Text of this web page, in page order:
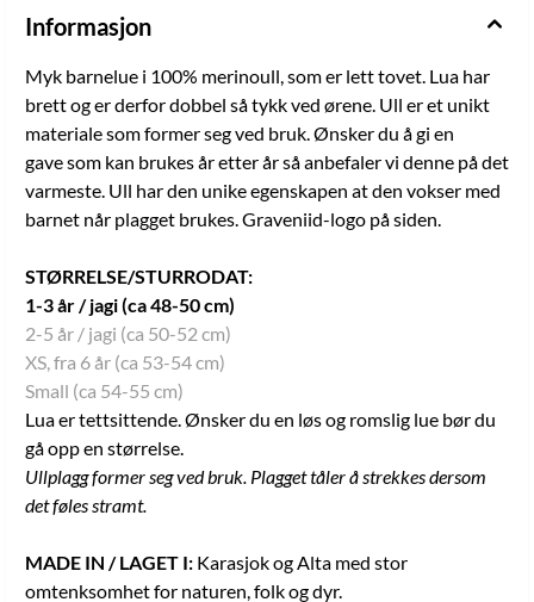
Informasjon
Myk barnelue i 100% merinoull, som er lett tovet. Lua har
brett og er derfor dobbel så tykk ved ørene. Ull er et unikt
materiale som former seg ved bruk. Ønsker du å gi en
gave som kan brukes år etter år så anbefaler vi denne på det
varmeste. Ull har den unike egenskapen at den vokser med
barnet når plagget brukes. Graveniid-logo på siden.
STØRRELSE/STURRODAT:
1-3 år / jagi (ca 48-50 cm)
2-5 år / jagi (ca 50-52 cm)
XS, fra 6 år (ca 53-54 cm)
Small (ca 54-55 cm)
Lua er tettsittende. Ønsker du en løs og romslig lue bør du
gå opp en størrelse.
Ullplagg former seg ved bruk. Plagget tåler å strekkes dersom
det føles stramt.
MADE IN / LAGET I: Karasjok og Alta med stor
omtenksomhet for naturen, folk og dyr.